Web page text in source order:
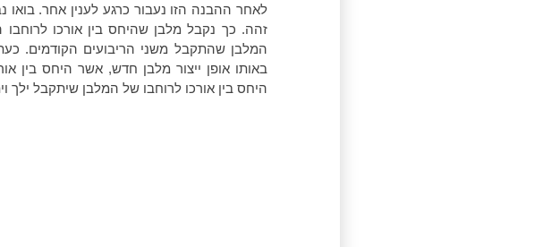
לאחר ההבנה הזו נעבור כרגע לענין אחר. בואו
היחס בין אורכו לרוחבו של המלבן שיתקבל